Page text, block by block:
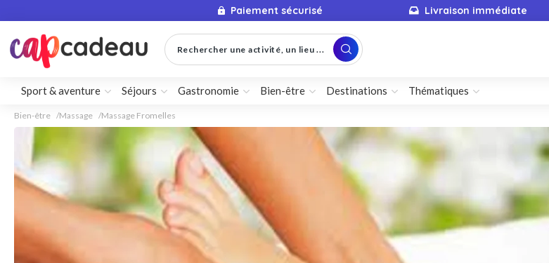
Paiement sécurisé Livraison immédiate
Rechercher une activité, un lieu ...
Sport & aventure Séjours Gastronomie Bien-être Destinations Thématiques
Bien-être Massage Massage Fromelles